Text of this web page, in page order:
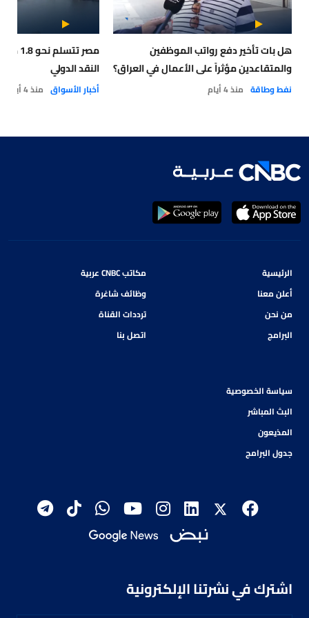
هل بات تأخير دفع رواتب الموظفين
والمتقاعدين مؤثراً على الأعمال في العراق؟
نفط وطاقة منذ 4 أيام
مصر
النقد الدولي
أخبار الأسواق منذ 4 أيام
الرئيسية
أعلن معنا
من نحن
البرامج
مكاتب CNBC عربية
وظائف شاغرة
ترددات القناة
اتصل بنا
سياسة الخصوصية
البث المباشر
المذيعون
جدول البرامج
اشترك في نشرتنا الإلكترونية